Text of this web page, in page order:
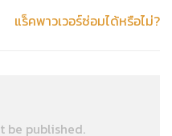
แร็คพาวเวอร์ซ่อมได้หรือไม่?
be published.